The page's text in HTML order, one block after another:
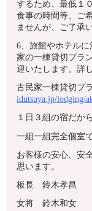
するため、最低１
食事の時間等、ご
ませんが、ご了承
6、旅館やホテル
家の一棟貸切プラ
迎いたします。詳
古民家一棟貸切プ
idutsuya.jp/lodging/
１日３組の宿だか
一組一組完全個室
お客様の安心、安
思います。
板長 鈴木孝昌
女将 鈴木和女